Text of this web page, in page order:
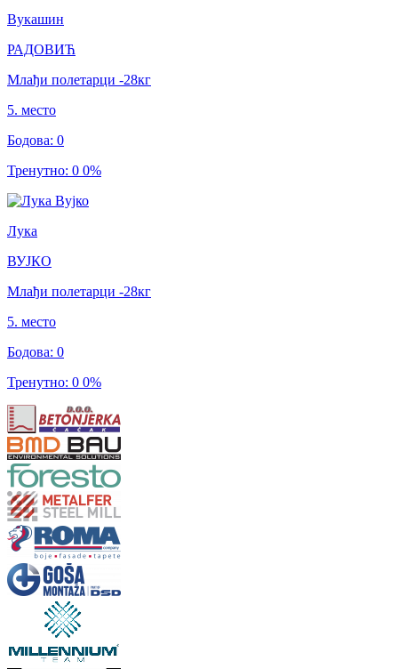
Вукашин
РАДОВИЋ
Млађи полетарци -28кг
5. место
Бодова: 0
Тренутно: 0 0%
Лука
ВУЈКО
Млађи полетарци -28кг
5. место
Бодова: 0
Тренутно: 0 0%